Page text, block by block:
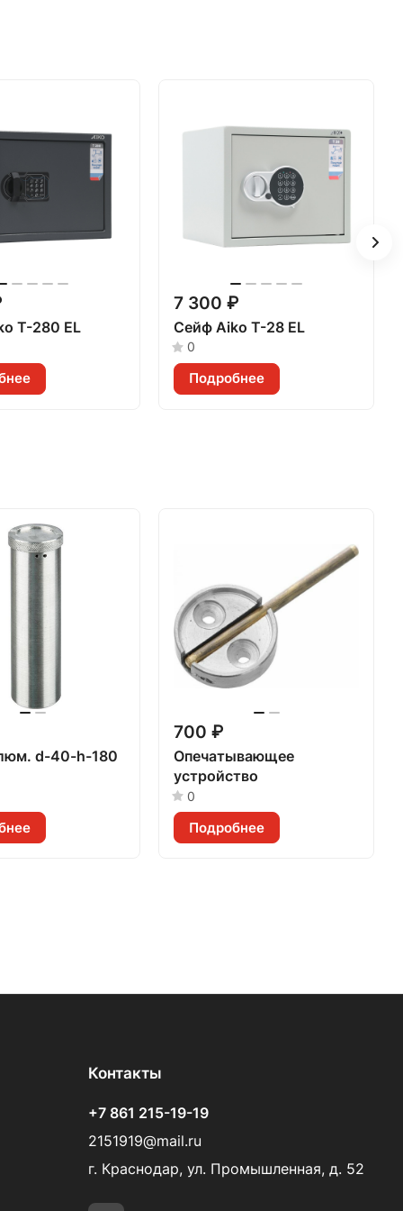
Т-280 EL
7 300 ₽
Сейф Aiko Т-28 EL
0
Подробнее
d-40-h-180
700 ₽
Опечатывающее
устройство
0
Подробнее
Контакты
+7 861 215-19-19
2151919@mail.ru
г. Краснодар, ул. Промышленная, д. 52